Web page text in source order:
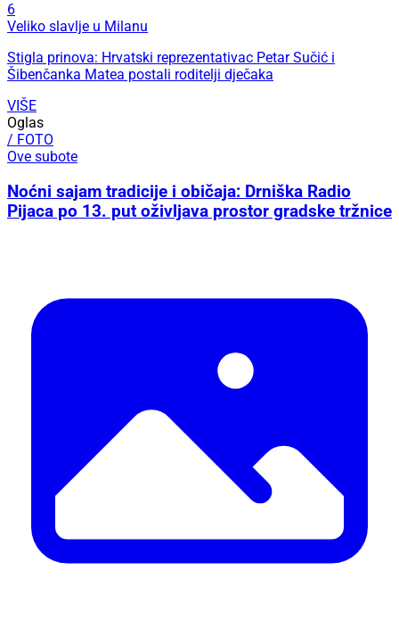
6
Veliko slavlje u Milanu
Stigla prinova: Hrvatski reprezentativac Petar Sučić i
Šibenčanka Matea postali roditelji dječaka
VIŠE
Oglas
/ FOTO
Ove subote
Noćni sajam tradicije i običaja: Drniška Radio
Pijaca po 13. put oživljava prostor gradske tržnice